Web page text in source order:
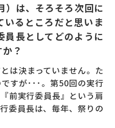
は、そろそろ次回に
いるところだと思いま
員長としてどのように
？
は決まっていません。た
すが･･･。第50回の実行
前実行委員長』という肩
委員長は、毎年、祭りの